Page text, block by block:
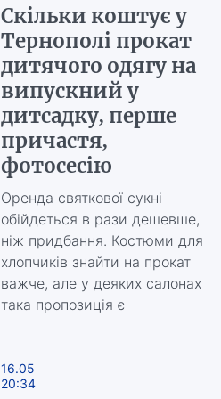
Скільки коштує у
Тернополі прокат
дитячого одягу на
випускний у
дитсадку, перше
причастя,
фотосесію
Оренда святкової сукні
обійдеться в рази дешевше,
ніж придбання. Костюми для
хлопчиків знайти на прокат
важче, але у деяких салонах
така пропозиція є
16.05
20:34